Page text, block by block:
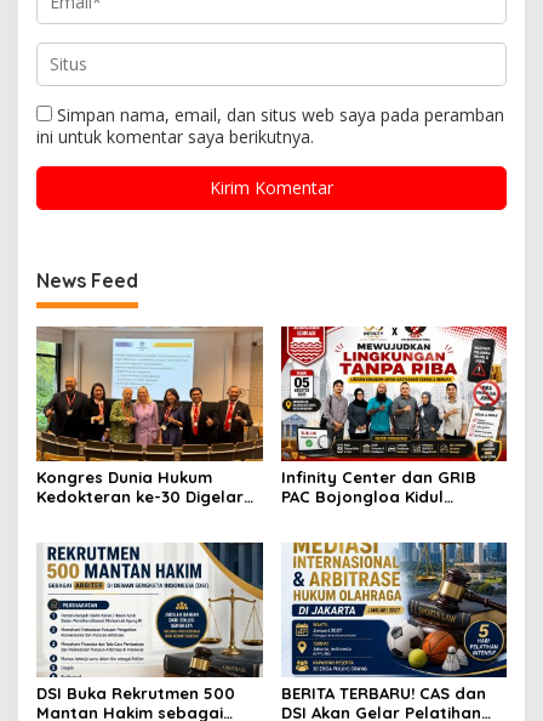
Simpan nama, email, dan situs web saya pada peramban
ini untuk komentar saya berikutnya.
News Feed
Kongres Dunia Hukum
Kedokteran ke-30 Digelar
Kesehatan di Era AI dan
Teknologi
Infinity Center dan GRIB
PAC Bojongloa Kidul
Tanpa Riba
DSI Buka Rekrutmen 500
Mantan Hakim sebagai
BERITA TERBARU! CAS dan
DSI Akan Gelar Pelatihan